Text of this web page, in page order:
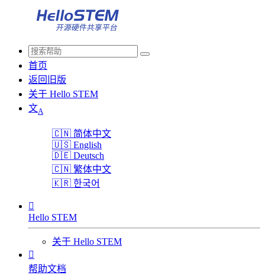
首页
返回旧版
关于 Hello STEM
文A
🇨🇳 简体中文
🇺🇸 English
🇩🇪 Deutsch
🇨🇳 繁体中文
🇰🇷 한국어

Hello STEM
关于 Hello STEM

帮助文档